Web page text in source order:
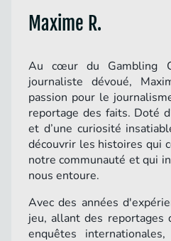
Maxime R.
Au cœur du Gambling
journaliste dévoué,
passion pour le
reportage des faits. Doté
et d’une curiosité
découvrir les histoires qui
notre communauté et qui
nous entoure.
Avec des années
jeu, allant des reportages
enquêtes